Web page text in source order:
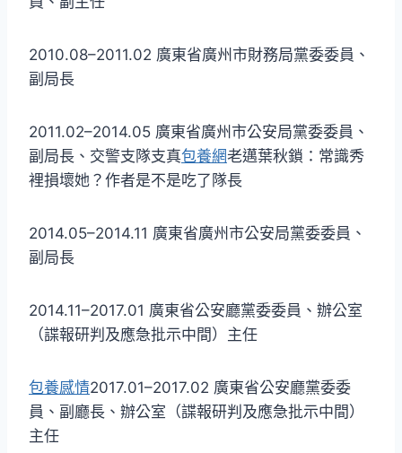
2010.08–2011.02 廣東省廣州市財務局黨委委員、
副局長
2011.02–2014.05 廣東省廣州市公安局黨委委員、
副局長、交警支隊支真包養網老邁葉秋鎖：常識秀
裡損壞她？作者是不是吃了隊長
2014.05–2014.11 廣東省廣州市公安局黨委委員、
副局長
2014.11–2017.01 廣東省公安廳黨委委員、辦公室
（諜報研判及應急批示中間）主任
包養感情2017.01–2017.02 廣東省公安廳黨委委
員、副廳長、辦公室（諜報研判及應急批示中間）
主任